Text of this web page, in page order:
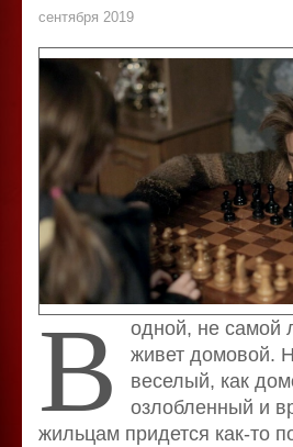
сентября 2019
В одной, не самой
живет домовой.
веселый, как
озлобленный и
жильцам придется как-то